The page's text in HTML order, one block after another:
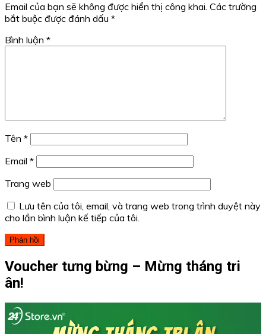
Email của bạn sẽ không được hiển thị công khai. Các trường
bắt buộc được đánh dấu *
Bình luận *
Tên *
Email *
Trang web
Lưu tên của tôi, email, và trang web trong trình duyệt này
cho lần bình luận kế tiếp của tôi.
Voucher tưng bừng – Mừng tháng tri
ân!